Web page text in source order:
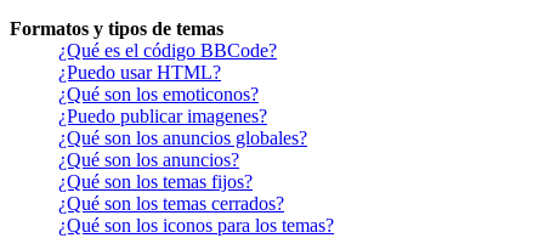
Formatos y tipos de temas
¿Qué es el código BBCode?
¿Puedo usar HTML?
¿Qué son los emoticonos?
¿Puedo publicar imagenes?
¿Qué son los anuncios globales?
¿Qué son los anuncios?
¿Qué son los temas fijos?
¿Qué son los temas cerrados?
¿Qué son los iconos para los temas?